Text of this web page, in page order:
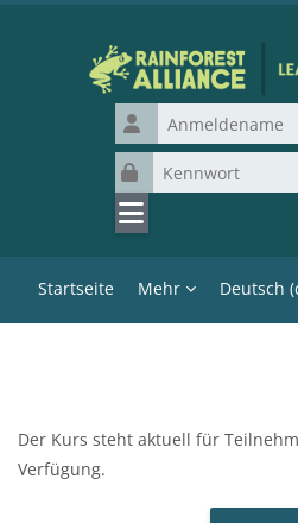
Anmeldename
Kennwort
Startseite Mehr Deutsch
Der Kurs steht aktuell für
Verfügung.